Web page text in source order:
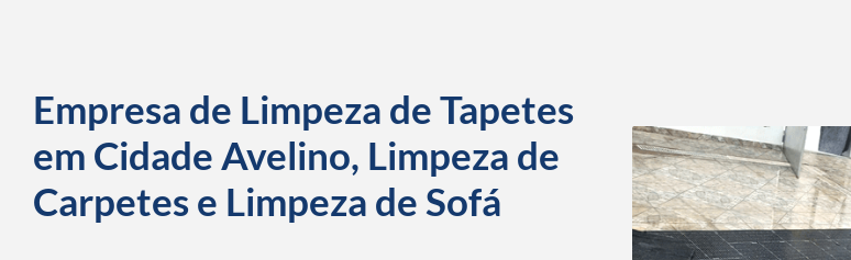
Empresa de Limpeza de Tapetes
em Cidade Avelino, Limpeza de
Carpetes e Limpeza de Sofá